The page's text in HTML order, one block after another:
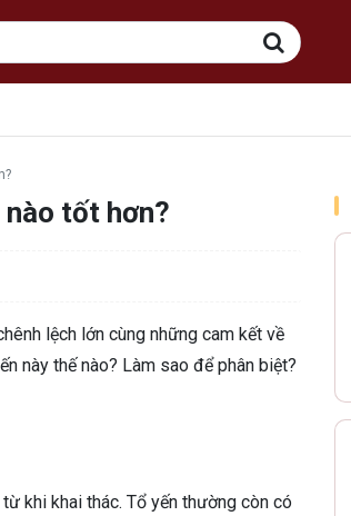
nào tốt hơn?
lệch lớn cùng những cam kết về
này thế nào? Làm sao để phân biệt?
khi khai thác. Tổ yến thường còn có